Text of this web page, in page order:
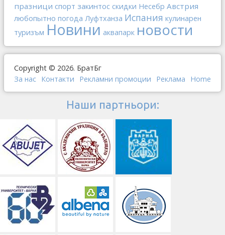
празници спорт закинтос скидки Несебр Австрия
любопытно погода Луфтханза Испания кулинарен
туризъм Новини аквапарк новости
Copyright © 2026. БратБг
За нас Контакти Рекламни промоции Реклама Home
Наши партньори: